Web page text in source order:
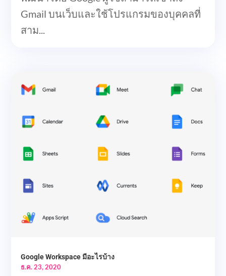
Gmail บนเว็บและใช้โปรแกรมของบุคคลที่
สาม...
Google Workspace มีอะไรบ้าง
ธ.ค. 23, 2020